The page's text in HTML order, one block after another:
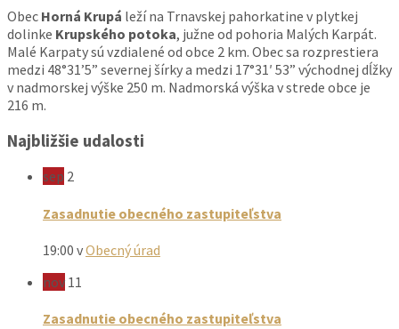
Obec Horná Krupá leží na Trnavskej pahorkatine v plytkej
dolinke Krupského potoka, južne od pohoria Malých Karpát.
Malé Karpaty sú vzdialené od obce 2 km. Obec sa rozprestiera
medzi 48°31’5” severnej šírky a medzi 17°31′ 53” východnej dĺžky
v nadmorskej výške 250 m. Nadmorská výška v strede obce je
216 m.
Najbližšie udalosti
sep 2
Zasadnutie obecného zastupiteľstva
19:00 vObecný úrad
nov 11
Zasadnutie obecného zastupiteľstva